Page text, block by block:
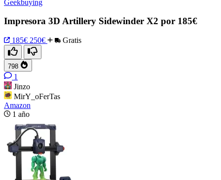
Geekbuying
Impresora 3D Artillery Sidewinder X2 por 185€
185€ 250€ Gratis
798
1
Jinzo
MirY_oFerTas
Amazon
1 año